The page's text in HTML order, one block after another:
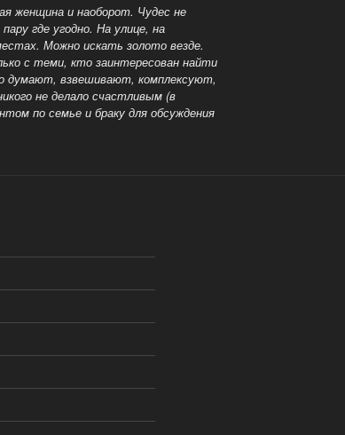
женщина и наоборот. Чудес не
где угодно. На улице, на
Можно искать золото везде.
с теми, кто заинтересован найти
думают, взвешивают, комплексуют,
не делало счастливым (в
по семье и браку для обсуждения